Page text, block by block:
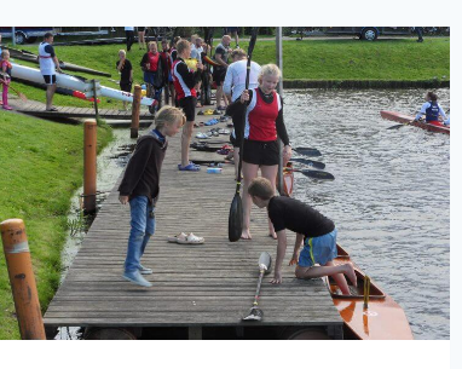
LAKE
BAGSVAERD
IN
DÄNEMARK